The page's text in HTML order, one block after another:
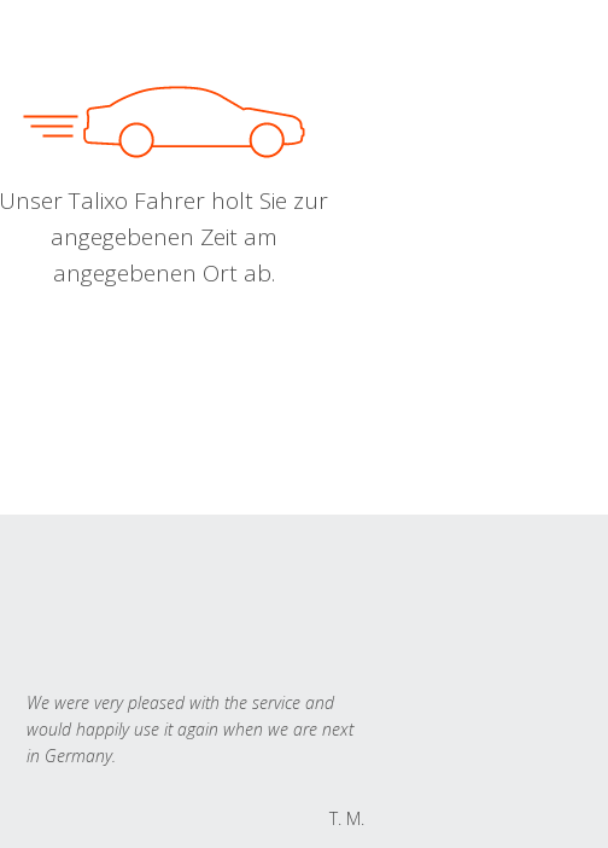
Unser Talixo Fahrer holt Sie zur
angegebenen Zeit am
angegebenen Ort ab.
We were very pleased with the service and
would happily use it again when we are next
in Germany.
T. M.